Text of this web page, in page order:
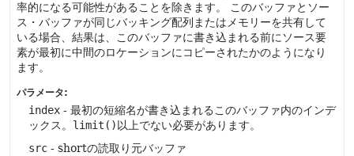
率的になる可能性があることを除きます。
このバッファとソー
ス・バッファが同じバッキング配列またはメモリーを共有して
いる場合、結果は、このバッファに書き込まれる前にソース要
素が最初に中間のロケーションにコピーされたかのようになり
ます。
パラメータ:
index - 最初の短縮名が書き込まれるこのバッファ内のインデ
ックス。 limit() 以上でない必要があります。
src - shortの読取り元バッファ